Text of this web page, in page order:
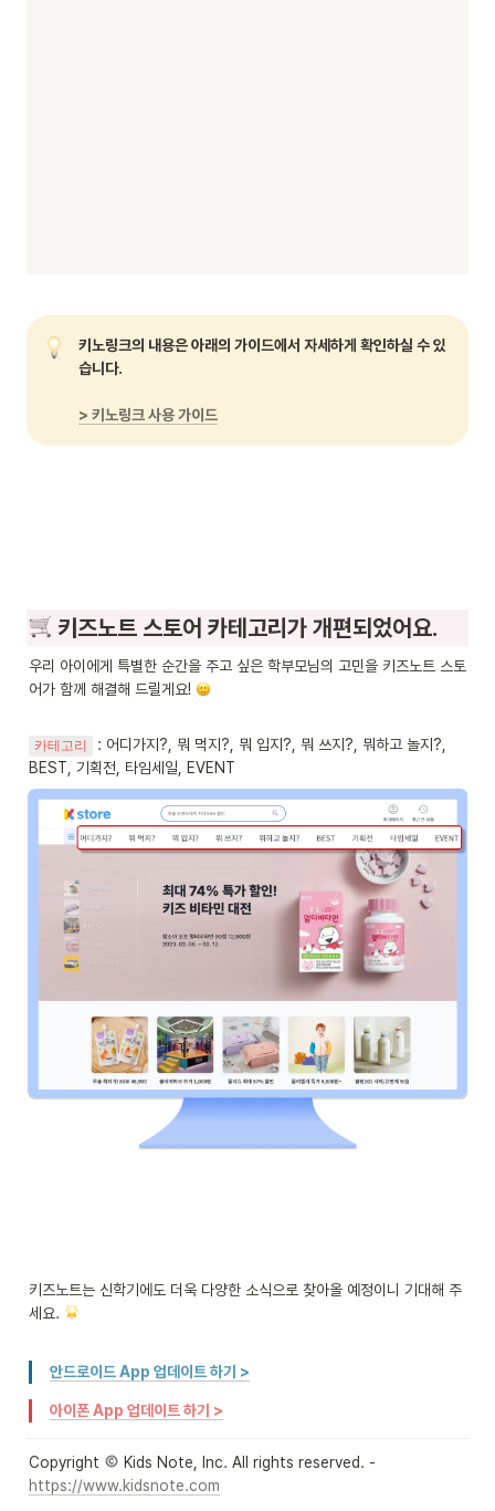
키노링크의 내용은 아래의 가이드에서 자세하게 확인하실 수 있
습니다.
> 키노링크 사용 가이드
키즈노트 스토어 카테고리가 개편되었어요.
우리 아이에게 특별한 순간을 주고 싶은 학부모님의 고민을 키즈노트 스토
어가 함께 해결해 드릴게요!
카테고리
: 어디가지?, 뭐 먹지?, 뭐 입지?, 뭐 쓰지?, 뭐하고 놀지?,
BEST, 기획전, 타임세일, EVENT
키즈노트는 신학기에도 더욱 다양한 소식으로 찾아올 예정이니 기대해 주
세요.
안드로이드 App 업데이트 하기 >
아이폰 App 업데이트 하기 >
Copyright
https://www.kidsnote.com